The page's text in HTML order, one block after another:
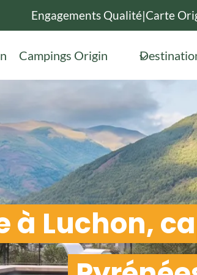
Engagements Qualité|Carte
Campings Origin
à Luchon,